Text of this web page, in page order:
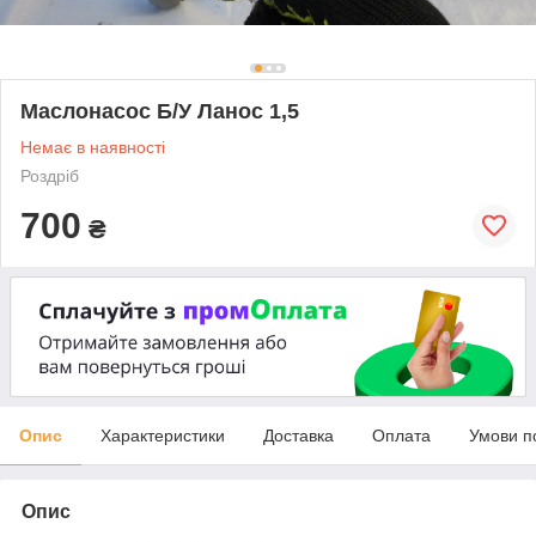
Маслонасос Б/У Ланос 1,5
Немає в наявності
Роздріб
700 ₴
Опис Характеристики Доставка Оплата Умови
Опис